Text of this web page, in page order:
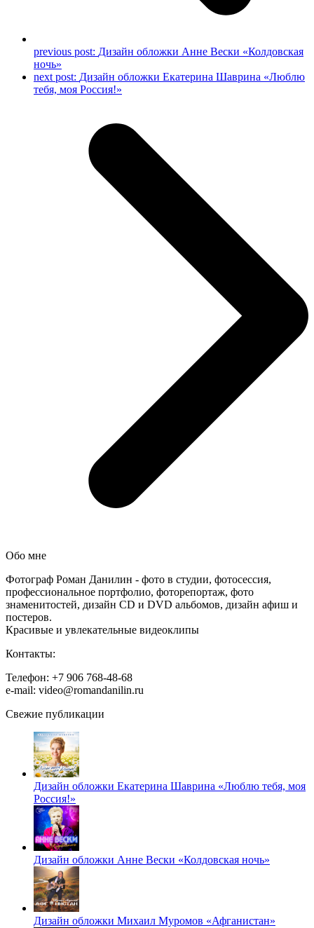
previous post: Дизайн обложки Анне Вески «Колдовская
ночь»
next post: Дизайн обложки Екатерина Шаврина «Люблю
тебя, моя Россия!»
Обо мне
Фотограф Роман Данилин - фото в студии, фотосессия,
профессиональное портфолио, фоторепортаж, фото
знаменитостей, дизайн CD и DVD альбомов, дизайн афиш и
постеров.
Красивые и увлекательные видеоклипы
Контакты:
Телефон: +7 906 768-48-68
e-mail: video@romandanilin.ru
Свежие публикации
Дизайн обложки Екатерина Шаврина «Люблю тебя, моя
Россия!»
Дизайн обложки Анне Вески «Колдовская ночь»
Дизайн обложки Михаил Муромов «Афганистан»